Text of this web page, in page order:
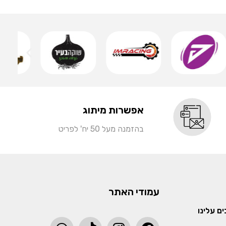
אפשרות מיתוג
בהזמנה מעל 50 יח' לפריט
עלינו
עמודי האתר